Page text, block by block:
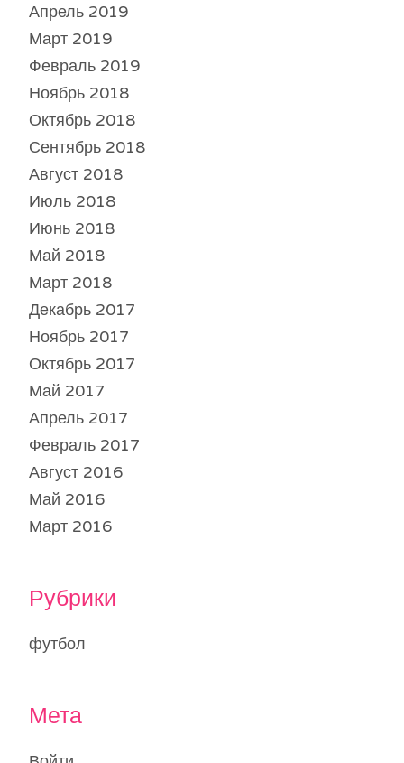
Апрель 2019
Март 2019
Февраль 2019
Ноябрь 2018
Октябрь 2018
Сентябрь 2018
Август 2018
Июль 2018
Июнь 2018
Май 2018
Март 2018
Декабрь 2017
Ноябрь 2017
Октябрь 2017
Май 2017
Апрель 2017
Февраль 2017
Август 2016
Май 2016
Март 2016
Рубрики
футбол
Мета